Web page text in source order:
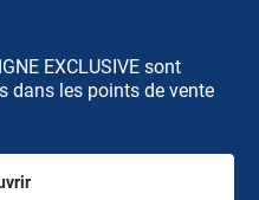
EXCLUSIVE sont
dans les points de vente